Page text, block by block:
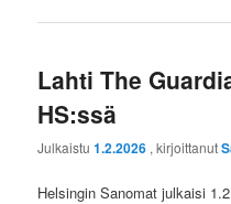
Lahti The
HS:ssä
Julkaistu1.2.2026 , kirjoittanut
Helsingin Sanomat julkaisi